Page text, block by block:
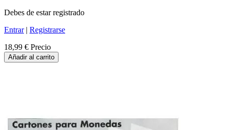
Debes de estar registrado
Entrar| Registrarse
18,99 € Precio
Añadir al carrito